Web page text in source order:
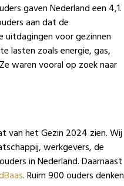
gaven Nederland een 4,1.
aan dat de
uitdagingen voor gezinnen
lasten zoals energie, gas,
waren vooral op zoek naar
van het Gezin 2024 zien. Wij
werkgevers, de
in Nederland. Daarnaast
. Ruim 900 ouders denken